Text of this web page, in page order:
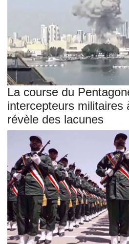
La course du
intercepteurs militaires
révèle des lacunes